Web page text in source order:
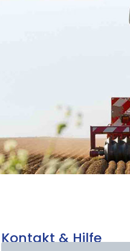
Kontakt & Hilfe